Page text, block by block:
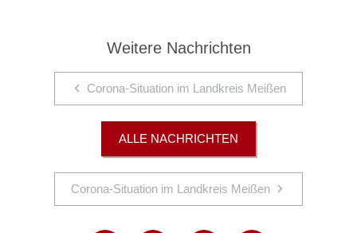
Weitere Nachrichten
Corona-Situation im Landkreis Meißen
ALLE NACHRICHTEN
Corona-Situation im Landkreis Meißen